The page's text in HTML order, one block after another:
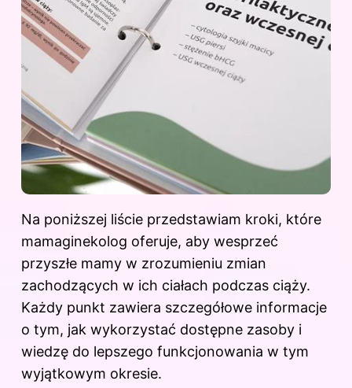
Na poniższej liście przedstawiam kroki, które
mamaginekolog oferuje, aby wesprzeć
przyszłe mamy w zrozumieniu zmian
zachodzących w ich ciałach podczas ciąży.
Każdy punkt zawiera szczegółowe informacje
o tym, jak wykorzystać dostępne zasoby i
wiedzę do lepszego funkcjonowania w tym
wyjątkowym okresie.